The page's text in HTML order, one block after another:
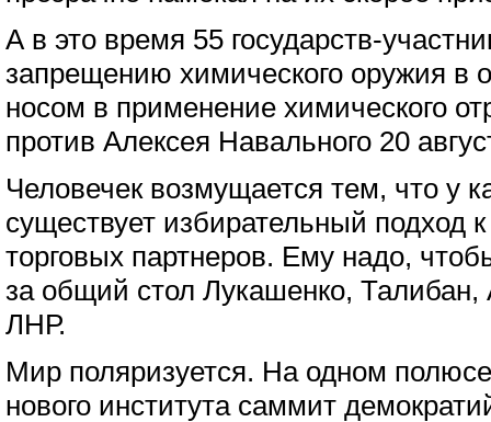
А в это время 55 государств-
запрещению химического оружия в
носом в применение химического
против Алексея Навального 20
Человечек возмущается тем, что у
существует избирательный подход
торговых партнеров. Ему надо,
за общий стол Лукашенко,
ЛНР.
Мир поляризуется. На одном
нового института саммит